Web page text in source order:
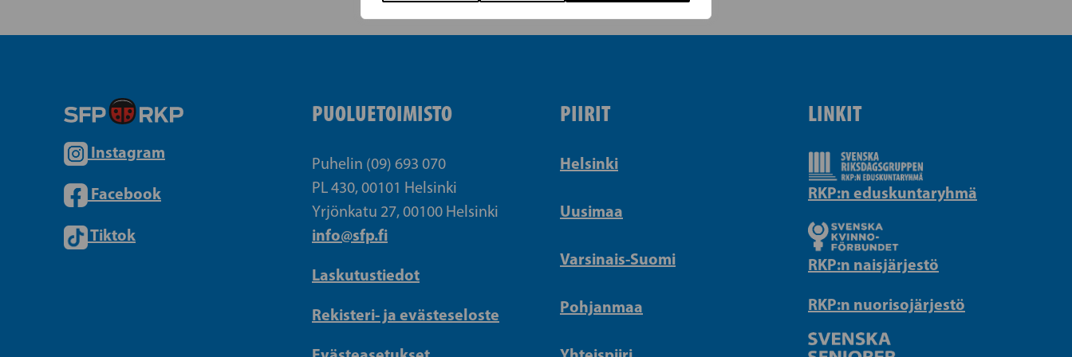
Instagram
Facebook
Tiktok
PUOLUETOIMISTO
Puhelin (09) 693 070
PL 430, 00101 Helsinki
Yrjönkatu 27, 00100 Helsinki
info@sfp.fi
Laskutustiedot
Rekisteri- ja evästeseloste
PIIRIT
Helsinki
Uusimaa
Varsinais-Suomi
Pohjanmaa
LINKIT
RKP:n eduskuntaryhmä
RKP:n naisjärjestö
RKP:n nuorisojärjestö